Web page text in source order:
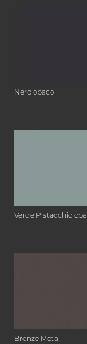
Nero opaco
Verde Pistacchio
Bronze Metal